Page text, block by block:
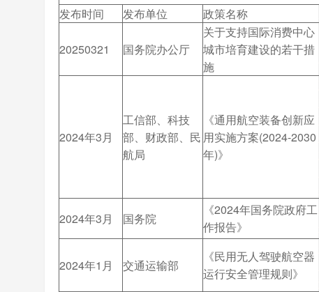
发布时间
发布单位 政策名称
20250321 国务院办公厅
关于支持国际消费中心
城市培育建设的若干措
施
2024年3月
工信部、科技
部、财政部、民
航局
《通用航空装备创新应
用实施方案(2024-2030
年)》
2024年3月
国务院
《2024年国务院政府工
作报告》
2024年1月 交通运输部
《民用无人驾驶航空器
运行安全管理规则》